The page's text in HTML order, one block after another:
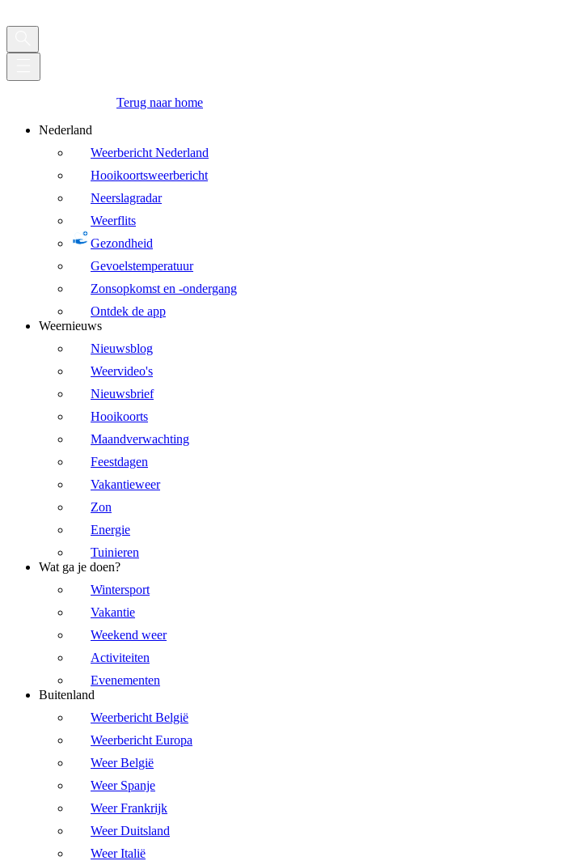
Terug naar home
Nederland
Weerbericht Nederland
Hooikoortsweerbericht
Neerslagradar
Weerflits
Gezondheid
Gevoelstemperatuur
Zonsopkomst en -ondergang
Ontdek de app
Weernieuws
Nieuwsblog
Weervideo's
Nieuwsbrief
Hooikoorts
Maandverwachting
Feestdagen
Vakantieweer
Zon
Energie
Tuinieren
Wat ga je doen?
Wintersport
Vakantie
Weekend weer
Activiteiten
Evenementen
Buitenland
Weerbericht België
Weerbericht Europa
Weer België
Weer Spanje
Weer Frankrijk
Weer Duitsland
Weer Italië